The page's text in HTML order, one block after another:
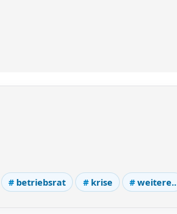
betriebsrat krise weitere..